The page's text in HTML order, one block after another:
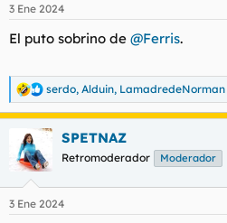
3 Ene 2024
El puto sobrino de @Ferris.
R
e
a
c
i
e
serdo, Alduin, LamadredeNorman
SPETNAZ
Retromoderador Moderador
3 Ene 2024